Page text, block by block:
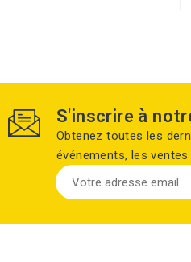
S'inscrire à
Obtenez toutes les
événements, les